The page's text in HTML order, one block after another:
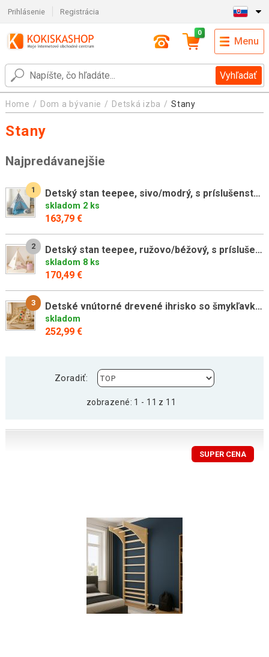
Prihlásenie Registrácia
Vyhľadať
0
Menu
Home Dom a bývanie Detská izba Stany
Stany
Najpredávanejšie
1 Detský stan teepee, sivo/modrý, s príslušenstvom
skladom 2 ks
163,79 €
2 Detský stan teepee, ružovo/béžový, s príslušenstvom
skladom 8 ks
170,49 €
3 Detské vnútorné drevené ihrisko so šmykľavkou, skladacie veľ
skladom
252,99 €
Zoradiť:
zobrazené: 1 - 11 z 11
SUPER CENA